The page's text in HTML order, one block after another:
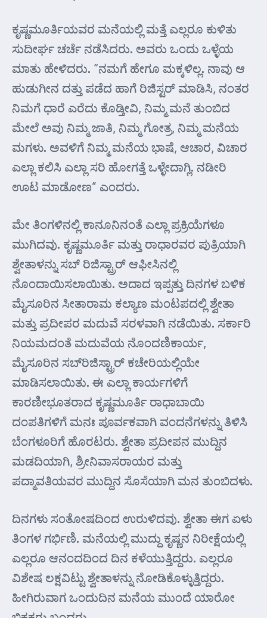
ಕೃಷ್ಣಮೂರ್ತಿಯವರ ಮನೆಯಲ್ಲಿ ಮತ್ತೆ ಎಲ್ಲರೂ ಕುಳಿತು
ಸುದೀರ್ಘ ಚರ್ಚೆ ನಡೆಸಿದರು. ಅವರು ಒಂದು ಒಳ್ಳೆಯ
ಮಾತು ಹೇಳಿದರು. “ನಮಗೆ ಹೇಗೂ ಮಕ್ಕಳಿಲ್ಲ. ನಾವು ಆ
ಹುಡುಗೀನ ದತ್ತು ಪಡೆದ ಹಾಗೆ ರಿಜಿಸ್ಟರ್ ಮಾಡಿಸಿ, ನಂತರ
ನಿಮಗೆ ಧಾರೆ ಎರೆದು ಕೊಡ್ತೀವಿ, ನಿಮ್ಮ ಮನೆ ತುಂಬಿದ
ಮೇಲೆ ಅವು ನಿಮ್ಮ ಜಾತಿ, ನಿಮ್ಮ ಗೋತ್ರ, ನಿಮ್ಮ ಮನೆಯ
ಮಗಳು. ಅವಳಿಗೆ ನಿಮ್ಮ ಮನೆಯ ಭಾಷೆ, ಆಚಾರ, ವಿಚಾರ
ಎಲ್ಲಾ ಕಲಿಸಿ ಎಲ್ಲಾ ಸರಿ ಹೋಗತ್ತೆ ಒಳ್ಳೇದಾಗ್ಲಿ. ನಡೀರಿ
ಊಟ ಮಾಡೋಣ” ಎಂದರು.
ಮೇ ತಿಂಗಳಿನಲ್ಲಿ ಕಾನೂನಿನಂತೆ ಎಲ್ಲಾ ಪ್ರಕ್ರಿಯೆಗಳೂ
ಮುಗಿದವು. ಕೃಷ್ಣಮೂರ್ತಿ ಮತ್ತು ರಾಧಾರವರ ಪುತ್ರಿಯಾಗಿ
ಶ್ವೇತಾಳನ್ನು ಸಬ್ ರಿಜಿಸ್ಟ್ರಾರ್ ಆಫೀಸಿನಲ್ಲಿ
ನೊಂದಾಯಿಸಲಾಯಿತು. ಅದಾದ ಇಪ್ಪತ್ತು ದಿನಗಳ ಬಳಿಕ
ಮೈಸೂರಿನ ಸೀತಾರಾಮ ಕಲ್ಯಾಣ ಮಂಟಪದಲ್ಲಿ ಶ್ವೇತಾ
ಮತ್ತು ಪ್ರದೀಪರ ಮದುವೆ ಸರಳವಾಗಿ ನಡೆಯಿತು. ಸರ್ಕಾರಿ
ನಿಯಮದಂತೆ ಮದುವೆಯ ನೊಂದಣಿಕಾರ್ಯ,
ಮೈಸೂರಿನ ಸಬ್‌ರಿಜಿಸ್ಟ್ರಾರ್‌ ಕಚೇರಿಯಲ್ಲಿಯೇ
ಮಾಡಿಸಲಾಯಿತು. ಈ ಎಲ್ಲಾ ಕಾರ್ಯಗಳಿಗೆ
ಕಾರಣೀಭೂತರಾದ ಕೃಷ್ಣಮೂರ್ತಿ ರಾಧಾಬಾಯಿ
ದಂಪತಿಗಳಿಗೆ ಮನಃ ಪೂರ್ವಕವಾಗಿ ವಂದನೆಗಳನ್ನು ತಿಳಿಸಿ
ಬೆಂಗಳೂರಿಗೆ ಹೊರಟರು. ಶ್ವೇತಾ ಪ್ರದೀಪನ ಮುದ್ದಿನ
ಮಡದಿಯಾಗಿ, ಶ್ರೀನಿವಾಸರಾಯರ ಮತ್ತು
ಪದ್ಮಾವತಿಯವರ ಮುದ್ದಿನ ಸೊಸೆಯಾಗಿ ಮನ ತುಂಬಿದಳು.
ದಿನಗಳು ಸಂತೋಷದಿಂದ ಉರುಳಿದವು. ಶ್ವೇತಾ ಈಗ ಏಳು
ತಿಂಗಳ ಗರ್ಭಿಣಿ. ಮನೆಯಲ್ಲಿ ಮುದ್ದು ಕೃಷ್ಣನ ನಿರೀಕ್ಷೆಯಲ್ಲಿ
ಎಲ್ಲರೂ ಆನಂದದಿಂದ ದಿನ ಕಳೆಯುತ್ತಿದ್ದರು. ಎಲ್ಲರೂ
ವಿಶೇಷ ಲಕ್ಷವಿಟ್ಟು ಶ್ವೇತಾಳನ್ನು ನೋಡಿಕೊಳ್ಳುತ್ತಿದ್ದರು.
ಹೀಗಿರುವಾಗ ಒಂದುದಿನ ಮನೆಯ ಮುಂದೆ ಯಾರೋ